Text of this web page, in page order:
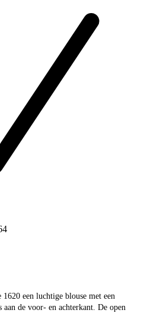
een luchtige blouse met een
de voor- en achterkant. De open